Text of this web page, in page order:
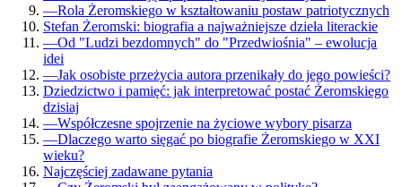
—Rola Żeromskiego w kształtowaniu postaw patriotycznych
Stefan Żeromski: biografia a najważniejsze dzieła literackie
—Od "Ludzi bezdomnych" do "Przedwiośnia" – ewolucja
idei
—Jak osobiste przeżycia autora przenikały do jego powieści?
Dziedzictwo i pamięć: jak interpretować postać Żeromskiego
dzisiaj
—Współczesne spojrzenie na życiowe wybory pisarza
—Dlaczego warto sięgać po biografie Żeromskiego w XXI
wieku?
Najczęściej zadawane pytania